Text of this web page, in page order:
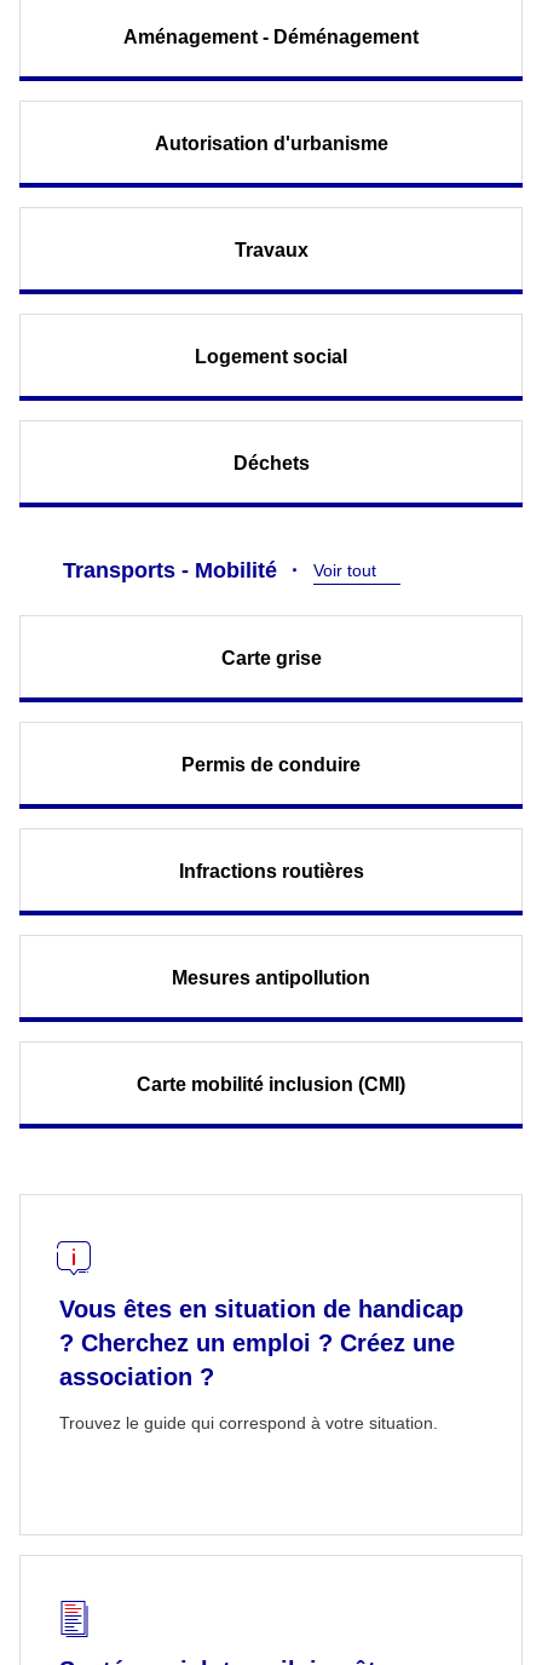
Aménagement - Déménagement
Autorisation d'urbanisme
Travaux
Logement social
Déchets
Transports - Mobilité Voir tout
Carte grise
Permis de conduire
Infractions routières
Mesures antipollution
Carte mobilité inclusion (CMI)
Vous êtes en situation de handicap
? Cherchez un emploi ? Créez une
association ?
Trouvez le guide qui correspond à votre situation.